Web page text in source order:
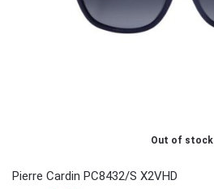
Out of stock
Pierre Cardin PC8432/S X2VHD